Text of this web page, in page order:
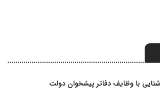
با وظایف دفاتر پیشخوان دولت